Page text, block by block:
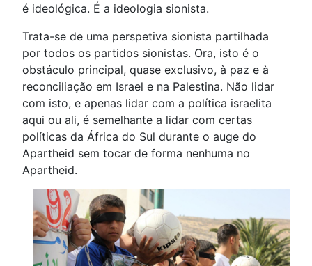
é ideológica. É a ideologia sionista.
Trata-se de uma perspetiva sionista partilhada
por todos os partidos sionistas. Ora, isto é o
obstáculo principal, quase exclusivo, à paz e à
reconciliação em Israel e na Palestina. Não lidar
com isto, e apenas lidar com a política israelita
aqui ou ali, é semelhante a lidar com certas
políticas da África do Sul durante o auge do
Apartheid sem tocar de forma nenhuma no
Apartheid.